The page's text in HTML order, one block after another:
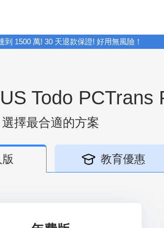
到 1500 萬! 30 天退款保證! 好用無風險！
Todo PCTrans
選擇最合適的方案
教育優惠